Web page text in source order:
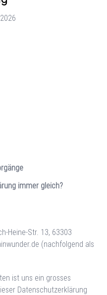
immer gleich?
Heine-Str. 13, 63303
(nachfolgend als
ist uns ein grosses
Datenschutzerklärung